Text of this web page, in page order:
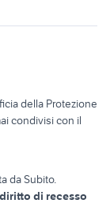
della Protezione
condivisi con il
da Subito.
diritto di recesso